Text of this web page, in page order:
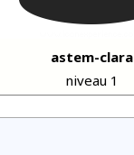
astem-clara
niveau 1